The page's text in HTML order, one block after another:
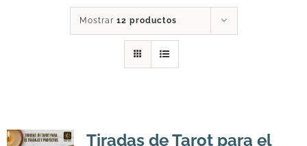
ARTÍCULOS
Mostrar 12 productos
Tiradas de Tarot para el